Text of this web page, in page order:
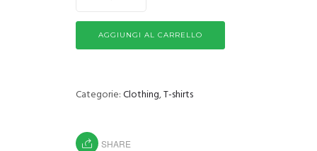
AGGIUNGI AL CARRELLO
Categorie:Clothing,T-shirts
SHARE